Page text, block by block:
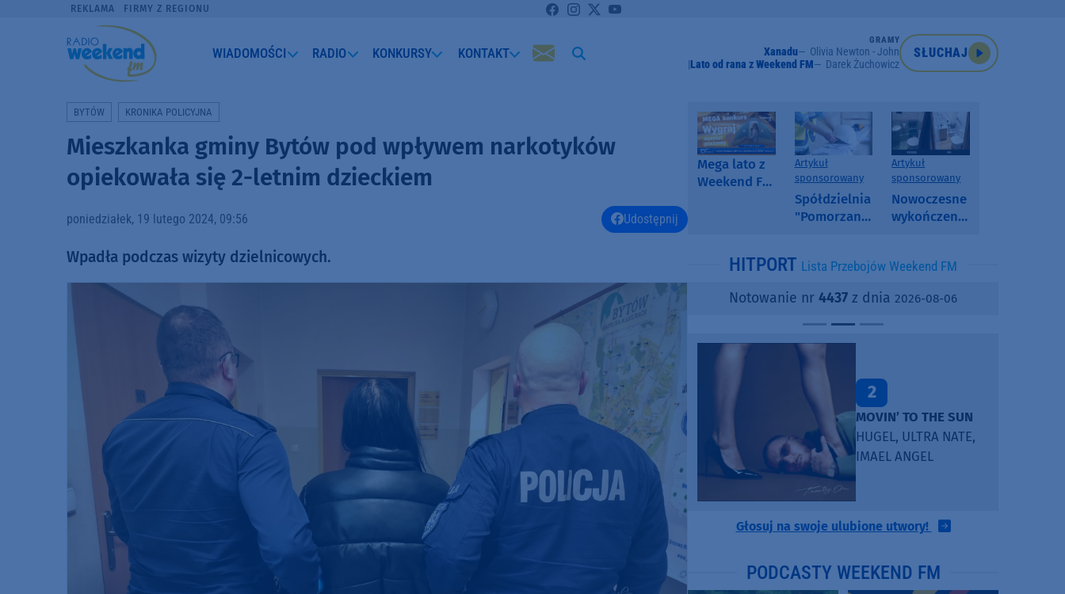
REKLAMA FIRMY Z REGIONU
WIADOMOŚCI RADIO KONKURSY KONTAKT
GRAMY
Xanadu
Olivia Newton - John
Lato od rana z Weekend FM
Darek Żuchowicz
SŁUCHAJ
BYTÓW KRONIKA POLICYJNA
Mieszkanka gminy Bytów pod wpływem narkotyków
opiekowała się 2-letnim dzieckiem
poniedziałek, 19 lutego 2024, 09:56 Udostępnij
Wpadła podczas wizyty dzielnicowych.
Mega lato z
Weekend FM
Artykuł
sponsorowany
Spółdzielnia
"Pomorzanka"
informuje o
i ofertach
najmu
Artykuł
sponsorowany
Nowoczesne
wykończenia
SPC, WPC i
kamienny
HITPORT Lista Przebojów Weekend FM
Notowanie nr 4437 z dnia 2026-08-06
2
MOVIN’ TO THE SUN
HUGEL, ULTRA NATE,
IMAEL ANGEL
Głosuj na swoje ulubione utwory!
PODCASTY WEEKEND FM